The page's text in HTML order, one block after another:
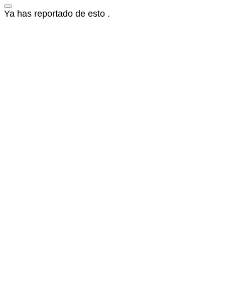
Ya has reportado de esto .